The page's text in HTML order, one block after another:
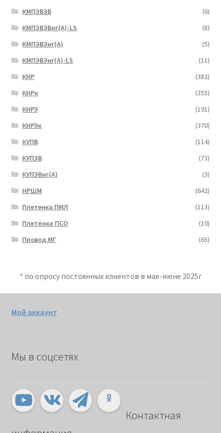
КМПЭВЭВ
(6)
КМПЭВЭВнг(А)-LS
(8)
КМПЭВЭнг(А)
(5)
КМПЭВЭнг(А)-LS
(11)
КНР
(382)
КНРк
(355)
КНРЭ
(191)
КНРЭк
(370)
КУПВ
(114)
КУПЭВ
(73)
КУПЭВнг(А)
(3)
НРШМ
(642)
Плетенка ПМЛ
(113)
Плетёнка ПСО
(10)
Провод МГ
(65)
* по опросу постоянных клиентов в мае-июне 2025г
Мой аккаунт
Мы в соцсетях
Контактная